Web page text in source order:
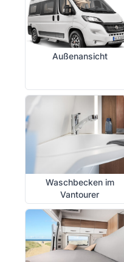
Außenansicht
Waschbecken im
Vantourer